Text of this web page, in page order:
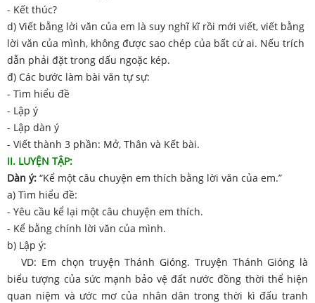
- Kết thúc?
d) Viết bằng lời văn của em là suy nghĩ kĩ rồi mới viết, viết bằng
lời văn của mình, không được sao chép của bất cứ ai. Nếu trích
dẫn phải đặt trong dấu ngoặc kép.
đ) Các bước làm bài văn tự sự:
- Tìm hiểu đề
- Lập ý
- Lập dàn ý
- Viết thành 3 phần: Mở, Thân và Kết bài.
II. LUYỆN TẬP:
Dàn ý: “Kể một câu chuyện em thích bằng lời văn của em.”
a) Tìm hiểu đề:
- Yêu cầu kể lại một câu chuyện em thích.
- Kể bằng chính lời văn của mình.
b) Lập ý:
VD: Em chọn truyện Thánh Gióng. Truyện Thánh Gióng là
biểu tượng của sức mạnh bảo vệ đất nước đồng thời thể hiện
quan niệm và ước mơ của nhân dân trong thời kì đấu tranh